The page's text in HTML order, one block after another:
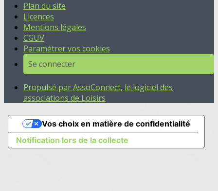
Plan du site
Licences
Mentions légales
CGUV
Paramétrer vos cookies
Se connecter
Propulsé par AssoConnect, le logiciel des
associations de Loisirs
Notification lors de la collecte
Vos choix en matière de confidentialité